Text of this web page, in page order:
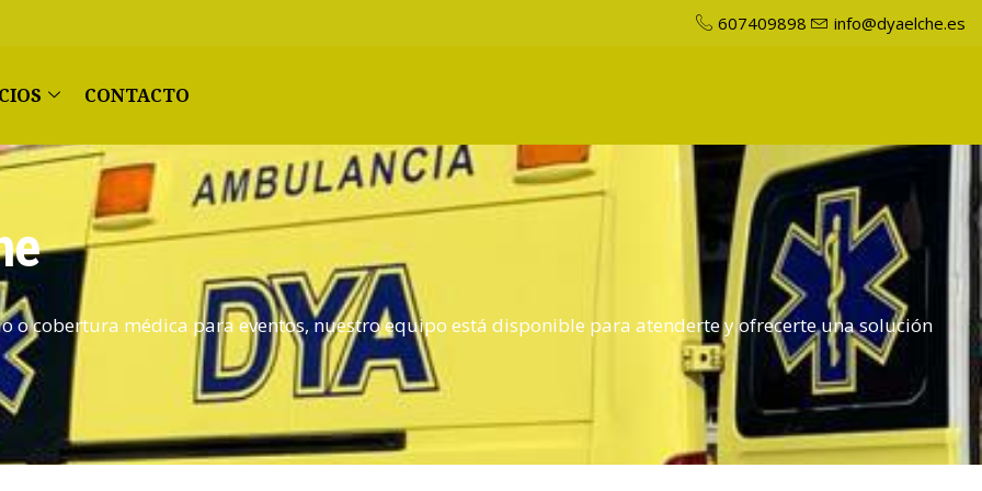
607409898 info@dyaelche.es
CONTACTO
o cobertura médica para eventos, nuestro equipo está disponible para atenderte y ofrecerte una solución